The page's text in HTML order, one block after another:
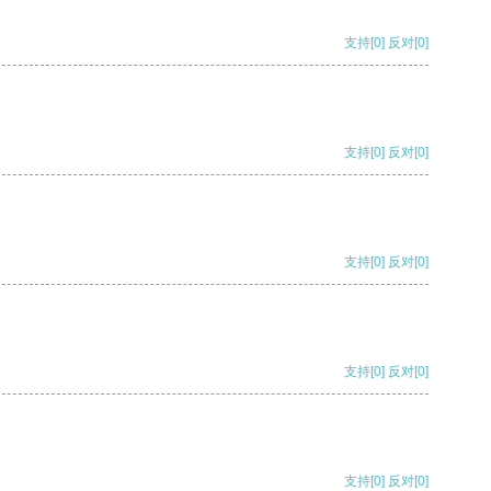
支持[0] 反对[0]
支持[0] 反对[0]
支持[0] 反对[0]
支持[0] 反对[0]
支持[0] 反对[0]